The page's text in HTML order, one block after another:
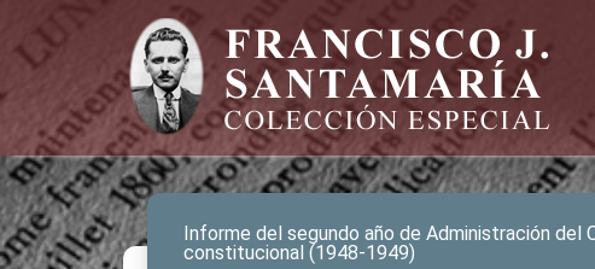
Informe del segundo año de Administración del
constitucional (1948-1949)